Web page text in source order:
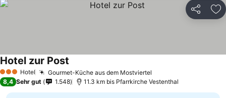
Teilen
3 SterneHotel Gourmet-Küche aus dem Mostviertel
Hotel zur Post
8,4 Sehr gut 1.548 11.3 km bis Pfarrkirche Vestenthal